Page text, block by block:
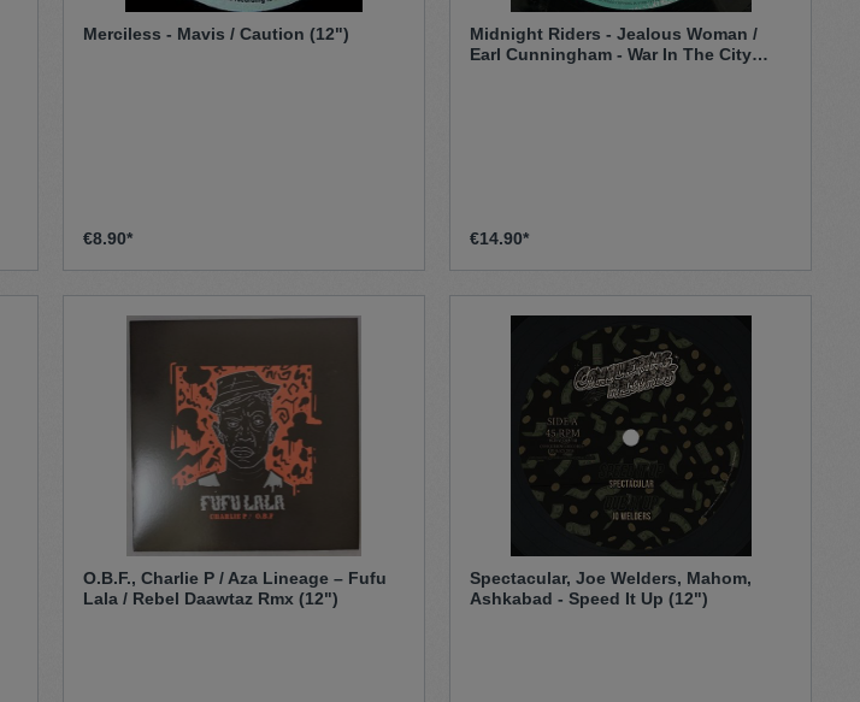
Merciless - Mavis / Caution (12")
€8.90*
Midnight Riders - Jealous Woman /
Earl Cunningham - War In The City
€14.90*
O.B.F., Charlie P / Aza Lineage – Fufu
Lala / Rebel Daawtaz Rmx (12")
Spectacular, Joe Welders, Mahom,
Ashkabad - Speed It Up (12")